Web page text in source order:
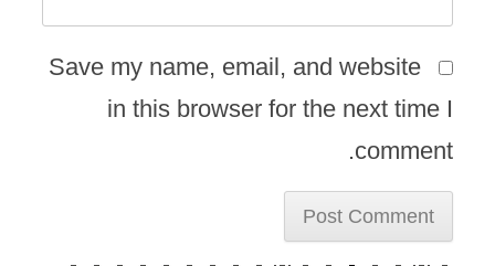
Save my name, email, and website
in this browser for the next time I
comment.